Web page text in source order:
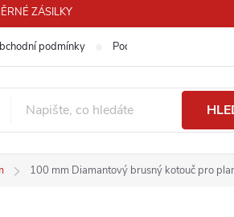
ZÁSILKY
podmínky Podmínky ochrany
100 mm Diamantový brusný kotouč pro